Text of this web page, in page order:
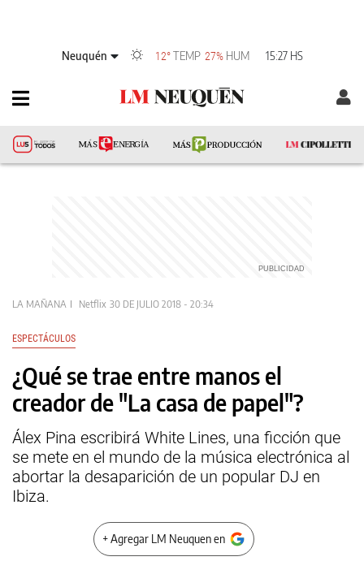
Neuquén 12° TEMP 27% HUM 15:27 HS
LA MAÑANA Netflix 30 DE JULIO 2018 - 20:34
ESPECTÁCULOS
¿Qué se trae entre manos el
creador de "La casa de papel"?
Álex Pina escribirá White Lines, una ficción que
se mete en el mundo de la música electrónica al
abortar la desaparición de un popular DJ en
Ibiza.
+ Agregar LM Neuquen en